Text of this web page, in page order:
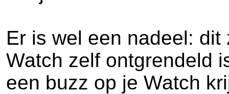
Er is wel een nadeel:
Watch zelf ontgrendeld
een buzz op je Watch